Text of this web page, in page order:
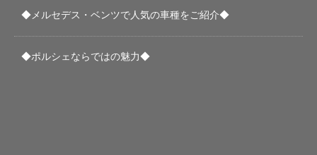
◆メルセデス・ベンツで人気の車種をご紹介◆
◆ポルシェならではの魅力◆